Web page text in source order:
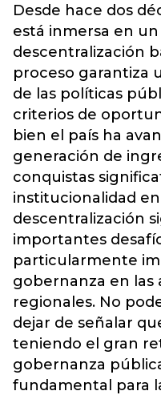
Desde hace dos
está inmersa en
descentralización
proceso garantiza
de las políticas
criterios de
bien el país ha
generación de
conquistas
institucionalidad
descentralización
importantes
particularmente
gobernanza en las
regionales. No
dejar de señalar
teniendo el gran
gobernanza
fundamental para